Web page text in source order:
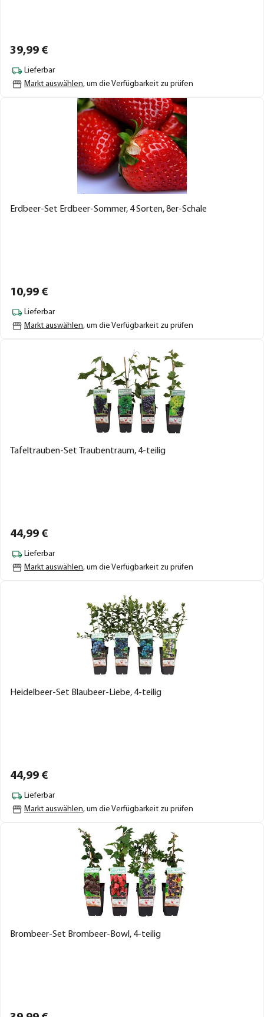
39,99 €
Lieferbar
Markt auswählen, um die Verfügbarkeit zu prüfen
Erdbeer-Set Erdbeer-Sommer, 4 Sorten, 8er-Schale
10,99 €
Lieferbar
Markt auswählen, um die Verfügbarkeit zu prüfen
Tafeltrauben-Set Traubentraum, 4-teilig
44,99 €
Lieferbar
Markt auswählen, um die Verfügbarkeit zu prüfen
Heidelbeer-Set Blaubeer-Liebe, 4-teilig
44,99 €
Lieferbar
Markt auswählen, um die Verfügbarkeit zu prüfen
Brombeer-Set Brombeer-Bowl, 4-teilig